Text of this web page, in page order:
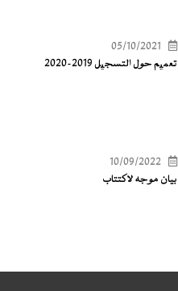
05/10/2021
تعمیم حول التسجیل 2019-2020
10/09/2022
بيان موجه لاكتتاب